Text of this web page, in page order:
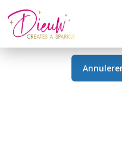
Home
Babykleding